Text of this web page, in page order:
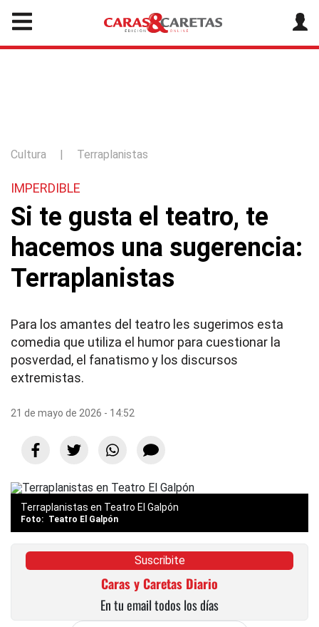
Cultura | Terraplanistas
IMPERDIBLE
Si te gusta el teatro, te
hacemos una sugerencia:
Terraplanistas
Para los amantes del teatro les sugerimos esta
comedia que utiliza el humor para cuestionar la
posverdad, el fanatismo y los discursos
extremistas.
21 de mayo de 2026 - 14:52
Terraplanistas en Teatro El Galpón
Teatro El Galpón
Suscribite
Caras y Caretas Diario
En tu email todos los días